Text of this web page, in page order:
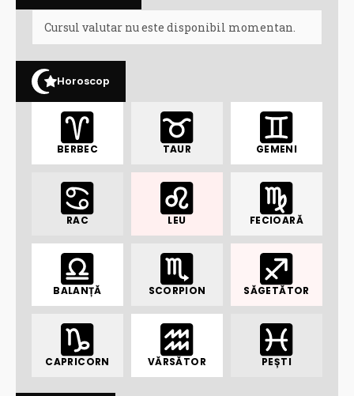
Cursul valutar nu este disponibil momentan.
Horoscop
BERBEC TAUR GEMENI
RAC LEU FECIOARĂ
BALANȚĂ SCORPION SĂGETĂTOR
CAPRICORN VĂRSĂTOR PEȘTI